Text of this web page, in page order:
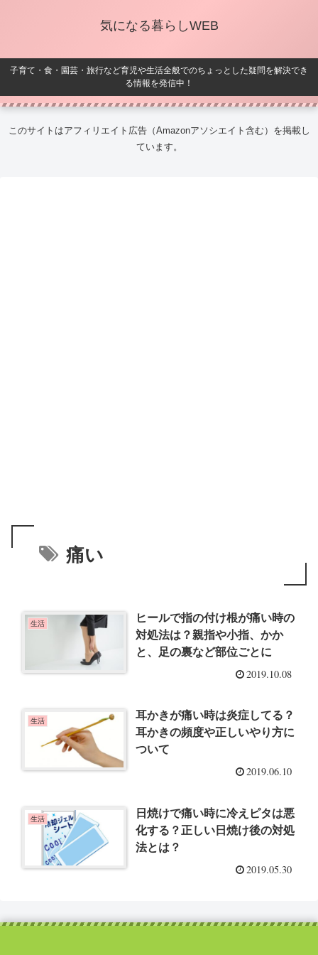
気になる暮らしWEB
子育て・食・園芸・旅行など育児や生活全般でのちょっとした疑問を解決でき
る情報を発信中！
このサイトはアフィリエイト広告（Amazonアソシエイト含む）を掲載し
ています。
痛い
生活
ヒールで指の付け根が痛い時の
対処法は？親指や小指、かか
と、足の裏など部位ごとに
2019.10.08
生活
耳かきが痛い時は炎症してる？
耳かきの頻度や正しいやり方に
ついて
2019.06.10
生活
日焼けで痛い時に冷えピタは悪
化する？正しい日焼け後の対処
法とは？
2019.05.30